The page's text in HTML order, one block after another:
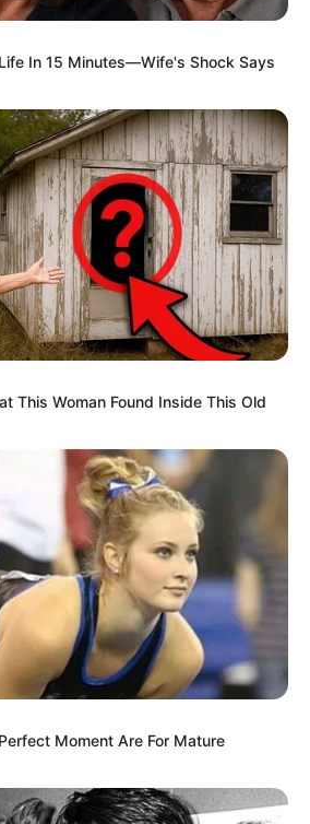
In 15 Minutes—Wife's Shock Says
This Woman Found Inside This Old
Moment Are For Mature